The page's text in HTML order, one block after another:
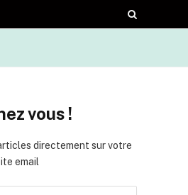
vous !
directement sur votre
email